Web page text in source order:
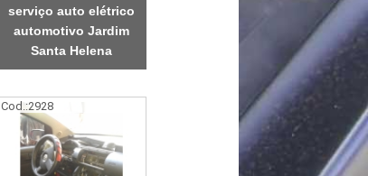
serviço auto elétrico
automotivo Jardim
Santa Helena
Cod.:2928